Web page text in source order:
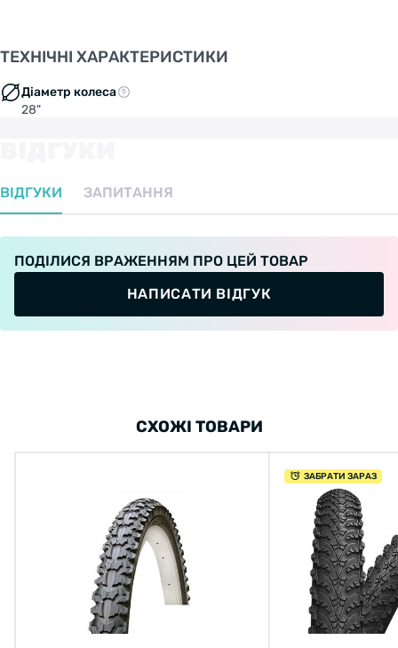
ТЕХНІЧНІ ХАРАКТЕРИСТИКИ
Діаметр колеса
28"
ВІДГУКИ ЗАПИТАННЯ
ПОДІЛИСЯ ВРАЖЕННЯМ ПРО ЦЕЙ ТОВАР
НАПИСАТИ ВІДГУК
СХОЖІ ТОВАРИ
ЗАБРАТИ ЗАРАЗ